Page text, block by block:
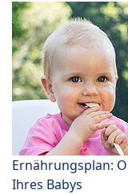
Ernährungsplan:
Ihres Babys